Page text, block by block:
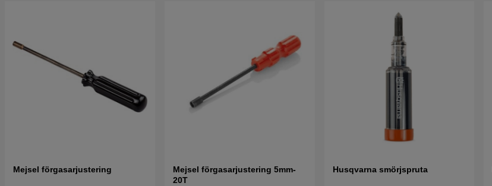
Mejsel förgasarjustering
Mejsel förgasarjustering 5mm-
20T
Husqvarna smörjspruta